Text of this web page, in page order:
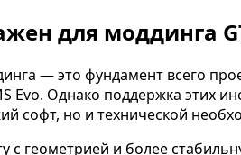
для моддинга
— это фундамент всего
Evo. Однако поддержка этих
софт, но и технической
с геометрией и более